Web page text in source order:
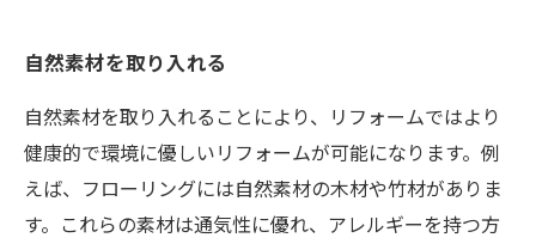
自然素材を取り入れる
自然素材を取り入れることにより、リフォームではより
健康的で環境に優しいリフォームが可能になります。例
えば、フローリングには自然素材の木材や竹材がありま
す。これらの素材は通気性に優れ、アレルギーを持つ方